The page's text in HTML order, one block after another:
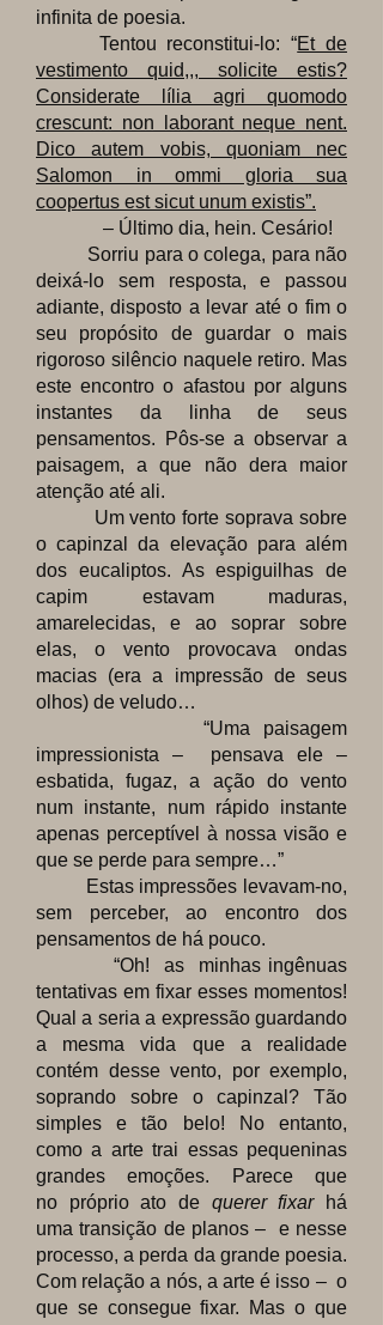
infinita de poesia.
Tentou reconstitui-lo: “Et de
vestimento quid,,, solicite estis?
Considerate lília agri quomodo
crescunt: non laborant neque nent.
Dico autem vobis, quoniam nec
Salomon in ommi gloria sua
coopertus est sicut unum existis”.
– Último dia, hein. Cesário!
Sorriu para o colega, para não
deixá-lo sem resposta, e passou
adiante, disposto a levar até o fim o
seu propósito de guardar o mais
rigoroso silêncio naquele retiro. Mas
este encontro o afastou por alguns
instantes da linha de seus
pensamentos. Pôs-se a observar a
paisagem, a que não dera maior
atenção até ali.
Um vento forte soprava sobre
o capinzal da elevação para além
dos eucaliptos. As espiguilhas de
capim estavam maduras,
amarelecidas, e ao soprar sobre
elas, o vento provocava ondas
macias (era a impressão de seus
olhos) de veludo…
“Uma paisagem
impressionista – pensava ele –
esbatida, fugaz, a ação do vento
num instante, num rápido instante
apenas perceptível à nossa visão e
que se perde para sempre…”
Estas impressões levavam-no,
sem perceber, ao encontro dos
pensamentos de há pouco.
“Oh! as minhas ingênuas
tentativas em fixar esses momentos!
Qual a seria a expressão guardando
a mesma vida que a realidade
contém desse vento, por exemplo,
soprando sobre o capinzal? Tão
simples e tão belo! No entanto,
como a arte trai essas pequeninas
grandes emoções. Parece que
no próprio ato de querer fixar
há
uma transição de planos – e nesse
processo, a perda da grande poesia.
Com relação a nós, a arte é isso – o
que se consegue fixar. Mas o que